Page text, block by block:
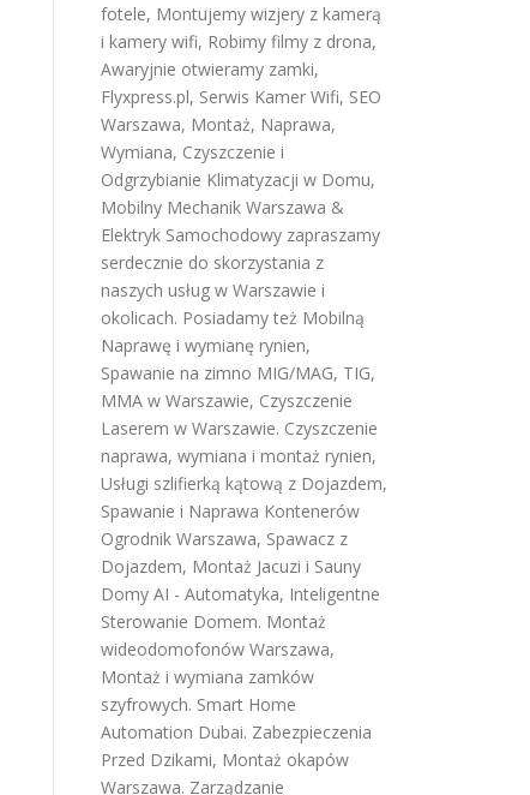
fotele, Montujemy wizjery z kamerą
i kamery wifi, Robimy filmy z drona,
Awaryjnie otwieramy zamki,
Flyxpress.pl, Serwis Kamer Wifi, SEO
Warszawa, Montaż, Naprawa,
Wymiana, Czyszczenie i
Odgrzybianie Klimatyzacji w Domu,
Mobilny Mechanik Warszawa &
Elektryk Samochodowy zapraszamy
serdecznie do skorzystania z
naszych usług w Warszawie i
okolicach. Posiadamy też Mobilną
Naprawę i wymianę rynien,
Spawanie na zimno MIG/MAG, TIG,
MMA w Warszawie, Czyszczenie
Laserem w Warszawie. Czyszczenie
naprawa, wymiana i montaż rynien,
Usługi szlifierką kątową z Dojazdem,
Spawanie i Naprawa Kontenerów
Ogrodnik Warszawa, Spawacz z
Dojazdem, Montaż Jacuzi i Sauny
Domy AI - Automatyka, Inteligentne
Sterowanie Domem. Montaż
wideodomofonów Warszawa,
Montaż i wymiana zamków
szyfrowych. Smart Home
Automation Dubai. Zabezpieczenia
Przed Dzikami, Montaż okapów
Warszawa. Zarządzanie